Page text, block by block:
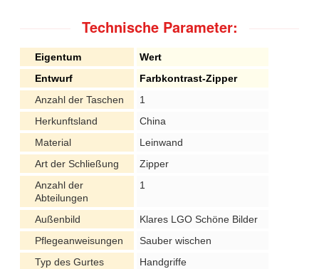
Technische Parameter:
Eigentum
Wert
Entwurf
Farbkontrast-Zipper
Anzahl der Taschen
1
Herkunftsland
China
Material
Leinwand
Art der Schließung
Zipper
Anzahl der
Abteilungen
1
Außenbild
Klares LGO Schöne Bilder
Pflegeanweisungen
Sauber wischen
Typ des Gurtes
Handgriffe